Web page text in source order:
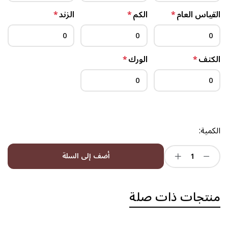
القياس العام* الكم* الزند*
الكتف* الورك*
الكمية:
أضف إلى السلة
منتجات ذات صلة